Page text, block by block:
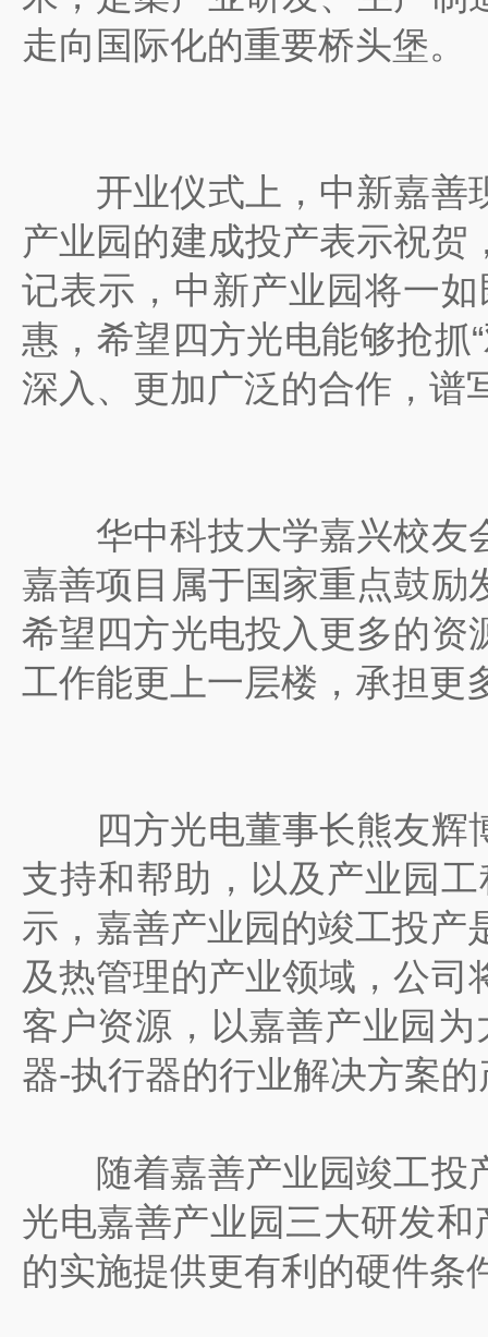
走向国际化的重要桥头堡。
开业仪式上，中新嘉善现
产业园的建成投产表示祝
记表示，中新产业园将一
惠，希望四方光电能够抢抓
深入、更加广泛的合作，谱
华中科技大学嘉兴校友会
嘉善项目属于国家重点鼓励
希望四方光电投入更多的资
工作能更上一层楼，承担更
四方光电董事长熊友辉博
支持和帮助，以及产业园
示，嘉善产业园的竣工投产
及热管理的产业领域，公
客户资源，以嘉善产业园
器-执行器的行业解决方案
随着嘉善产业园竣工投产
光电嘉善产业园三大研发
的实施提供更有利的硬件条